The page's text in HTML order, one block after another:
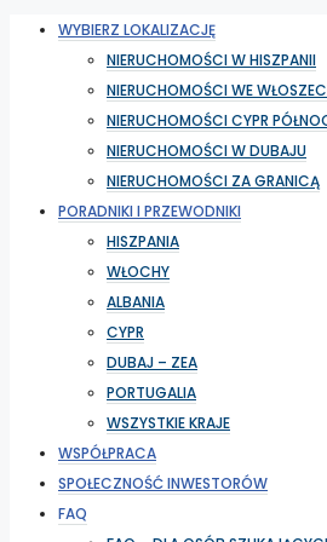
WYBIERZ LOKALIZACJĘ
NIERUCHOMOŚCI W HISZPANII
NIERUCHOMOŚCI WE
NIERUCHOMOŚCI CYPR
NIERUCHOMOŚCI W DUBAJU
NIERUCHOMOŚCI ZA GRANICĄ
PORADNIKI I PRZEWODNIKI
HISZPANIA
WŁOCHY
ALBANIA
CYPR
DUBAJ – ZEA
PORTUGALIA
WSZYSTKIE KRAJE
WSPÓŁPRACA
SPOŁECZNOŚĆ INWESTORÓW
FAQ